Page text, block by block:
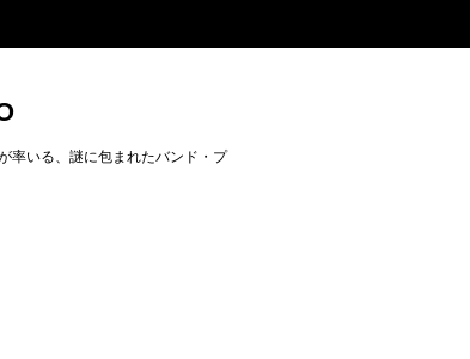
率いる、謎に包まれたバンド・プ